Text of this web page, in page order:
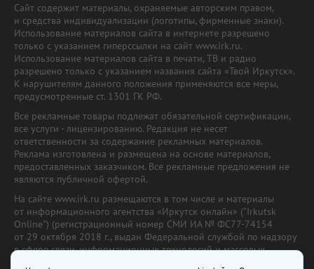
Сайт содержит материалы, охраняемые авторским правом,
и средства индивидуализации (логотипы, фирменные знаки).
Использование материалов сайта в интернете разрешено
только с указанием гиперссылки на сайт www.irk.ru.
Использование материалов сайта в печати, ТВ и радио
разрешено только с указанием названия сайта «Твой Иркутск».
К нарушителям данного положения применяются все меры,
предусмотренные ст. 1301 ГК РФ.
Все рекламные товары подлежат обязательной сертификации,
все услуги - лицензированию. Редакция не несет
ответственности за содержание рекламных материалов.
Реклама изготовлена и размещена на основе материалов,
предоставленных заказчиком. Все рекламные предложения не
являются публичной офертой.
На сайте www.irk.ru размещаются в том числе и материалы
от информационного агентства «Иркутск онлайн» ("Irkutsk
Online") (регистрационный номер СМИ ИА № ФС77-74154
от 29 октября 2018 г., выдан Федеральной службой по надзору
в сфере связи, информационных технологий и массовых